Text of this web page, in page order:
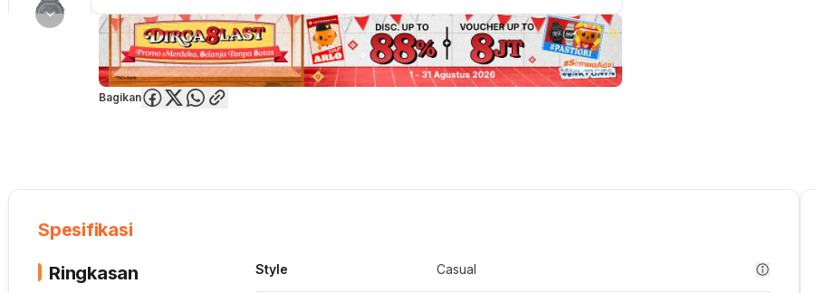
Bagikan
Spesifikasi
Ringkasan
Style Casual